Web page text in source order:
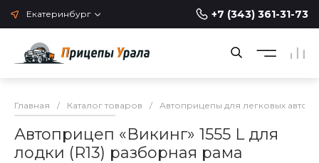
Екатеринбург +7 (343) 361-31-73
Главная / Каталог товаров / Автоприцепы для легковых
Автоприцеп «Викинг» 1555 L для
лодки (R13) разборная рама